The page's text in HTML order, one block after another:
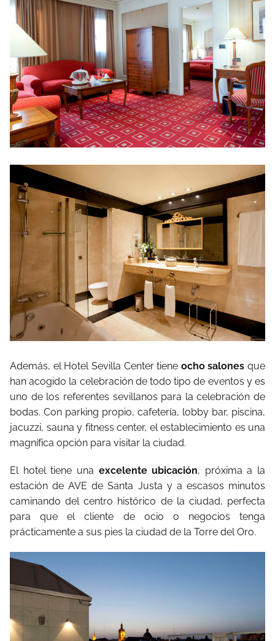
Además, el Hotel Sevilla Center tiene ocho salones que
han acogido la celebración de todo tipo de eventos y es
uno de los referentes sevillanos para la celebración de
bodas. Con parking propio, cafetería, lobby bar, piscina,
jacuzzi, sauna y fitness center, el establecimiento es una
magnífica opción para visitar la ciudad.
El hotel tiene una excelente ubicación, próxima a la
estación de AVE de Santa Justa y a escasos minutos
caminando del centro histórico de la ciudad, perfecta
para que el cliente de ocio o negocios tenga
prácticamente a sus pies la ciudad de la Torre del Oro.